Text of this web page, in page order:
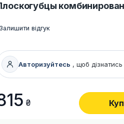
Залишити відгук
Авторизуйтесь , щоб